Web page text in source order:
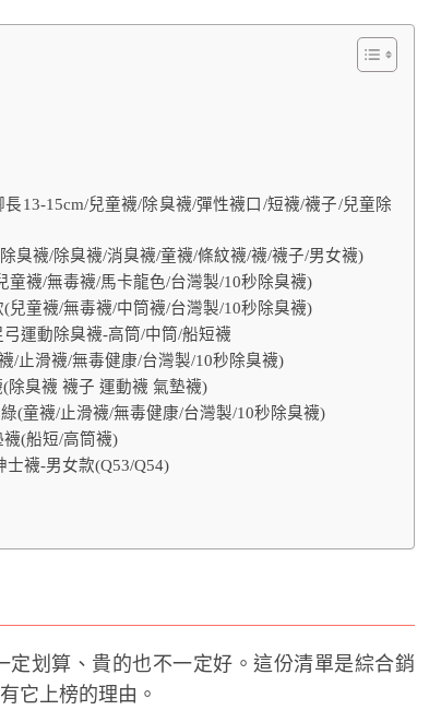
13-15cm/兒童襪/除臭襪/彈性襪口/短襪/襪子/兒童除
臭襪/除臭襪/消臭襪/童襪/條紋襪/襪/襪子/男女襪)
童襪/無毒襪/馬卡龍色/台灣製/10秒除臭襪)
兒童襪/無毒襪/中筒襪/台灣製/10秒除臭襪)
弓運動除臭襪-高筒/中筒/船短襪
/止滑襪/無毒健康/台灣製/10秒除臭襪)
(除臭襪 襪子 運動襪 氣墊襪)
(童襪/止滑襪/無毒健康/台灣製/10秒除臭襪)
襪(船短/高筒襪)
士襪-男女款(Q53/Q54)
划算、貴的也不一定好。這份清單是綜合銷
它上榜的理由。